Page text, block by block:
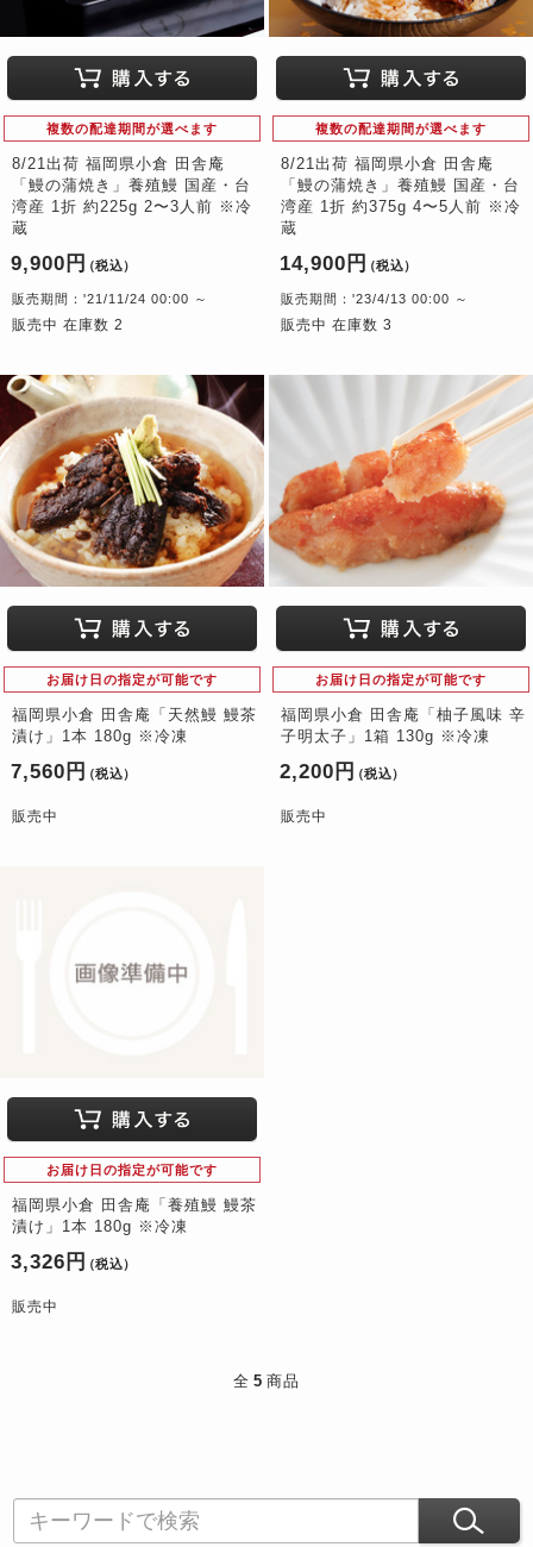
複数の配達期間が選べます
8/21出荷 福岡県小倉 田舎庵
「鰻の蒲焼き」養殖鰻 国産・台
湾産 1折 約225g 2〜3人前 ※冷
蔵
9,900円 （税込）
販売期間：'21/11/24 00:00 ～
販売中 在庫数 2
複数の配達期間が選べます
8/21出荷 福岡県小倉 田舎庵
「鰻の蒲焼き」養殖鰻 国産・台
湾産 1折 約375g 4〜5人前 ※冷
蔵
14,900円 （税込）
販売期間：'23/4/13 00:00 ～
販売中 在庫数 3
お届け日の指定が可能です
福岡県小倉 田舎庵「天然鰻 鰻茶
漬け」1本 180g ※冷凍
7,560円 （税込）
販売中
お届け日の指定が可能です
福岡県小倉 田舎庵「柚子風味 辛
子明太子」1箱 130g ※冷凍
2,200円 （税込）
販売中
お届け日の指定が可能です
福岡県小倉 田舎庵「養殖鰻 鰻茶
漬け」1本 180g ※冷凍
3,326円 （税込）
販売中
全 5 商品